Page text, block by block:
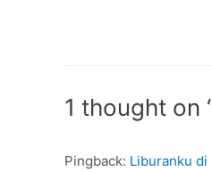
1 thought on
Pingback: Liburanku di